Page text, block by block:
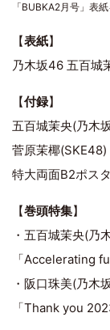
「BUBKA2月号」表
【表紙】
乃木坂46 五百城
【付録】
五百城茉央(乃木
菅原茉椰(SKE48)
特大両面B2ポス
【巻頭特集】
・五百城茉央(乃
「Accelerating
・阪口珠美(乃木
「Thank you